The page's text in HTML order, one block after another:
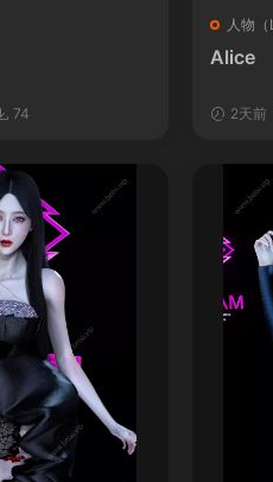
74
人物（
Alice
2天前